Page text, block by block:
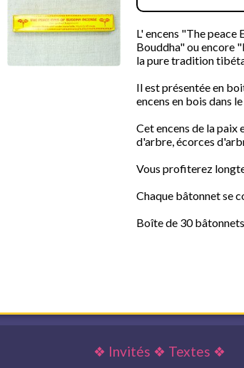
L' encens "The peace
Bouddha" ou encore
la pure tradition
Il est présentée en
encens en bois dans
Cet encens de la
d'arbre, écorces
Vous profiterez
Chaque bâtonnet se
Boîte de 30
❖ Invités ❖ Textes ❖